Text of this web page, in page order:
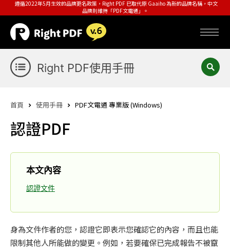
遵循2022年5月生效的品牌更名政策，Right PDF 已取代原 Gaaiho 為新的品牌名稱，中文
品牌則維持「PDF文電通」。
Right PDF使用手冊
首頁 使用手冊 PDF文電通 專業版 (Windows)
認證PDF
本文內容
認證文件
身為文件作者的您，認證它即表示您確認它的內容，而且也能
限制其他人所能做的變更。例如，若要確保已完成報告不被竄